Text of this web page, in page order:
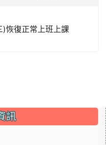
恢復正常上班上課
訊